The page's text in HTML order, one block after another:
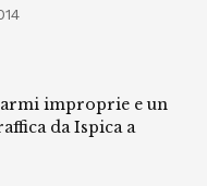
improprie e un
da Ispica a